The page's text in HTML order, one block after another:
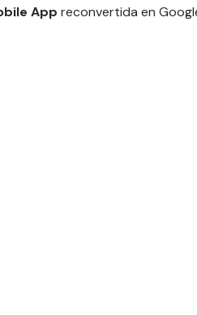
App reconvertida en